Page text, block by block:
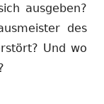
ausgeben?
des
Und wo